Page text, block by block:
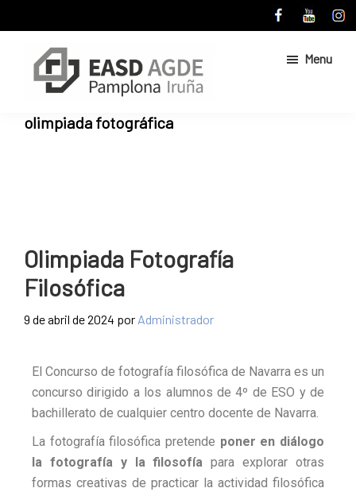
to
content
to
Escuela
de
Sitio
y
Superior
Diseño
Pamplona
Menu
olimpiada fotográfica
Olimpiada Fotografía
Filosófica
9 de abril de 2024 por Administrador
El Concurso de fotografía filosófica de Navarra es un
concurso dirigido a los alumnos de 4º de ESO y de
bachillerato de cualquier centro docente de Navarra.
La fotografía filosófica pretende poner en diálogo
la fotografía y la filosofía para explorar otras
formas creativas de practicar la actividad filosófica